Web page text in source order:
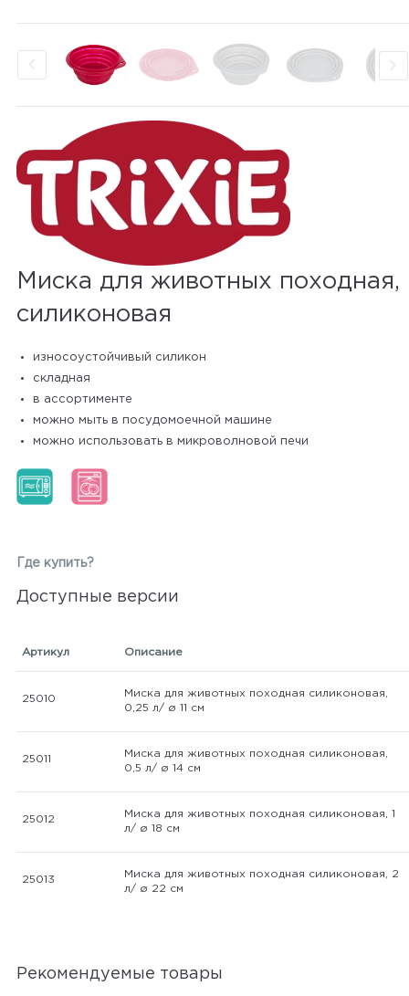
Миска для животных походная,
силиконовая
износоустойчивый силикон
складная
в ассортименте
можно мыть в посудомоечной машине
можно использовать в микроволновой печи
Где купить?
Доступные версии
Артикул Описание
25010
Миска для животных походная силиконовая,
0,25 л/ ø 11 см
25011
Миска для животных походная силиконовая,
0,5 л/ ø 14 см
25012
Миска для животных походная силиконовая, 1
л/ ø 18 см
25013
Миска для животных походная силиконовая, 2
л/ ø 22 см
Рекомендуемые товары